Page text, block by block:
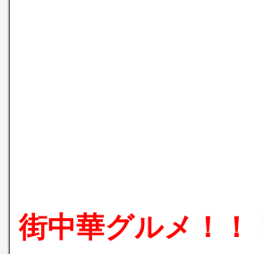
街中華グルメ！！